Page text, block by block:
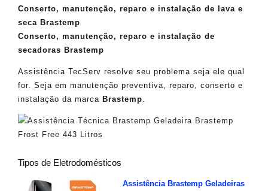
Conserto, manutenção, reparo e instalação de lava e
seca Brastemp
Conserto, manutenção, reparo e instalação de
secadoras Brastemp
Assistência TecServ resolve seu problema seja ele qual
for. Seja em manutenção preventiva, reparo, conserto e
instalação da marca Brastemp
Tipos de Eletrodomésticos
Assistência Brastemp Geladeiras